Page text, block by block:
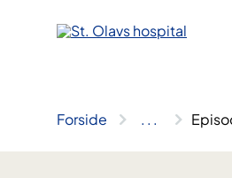
Forside .. .